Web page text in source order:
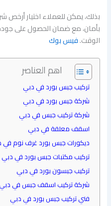
بذلك، يمكن للعملاء اختيار
بأمان، مع ضمان الحصول على
الوقت.فيس بوك
اهم العناصر
تركيب جبس بورد في دبي
شركة جبس بورد في دبي
شركة تركيب جبس في دبي
اسقف معلقة في دبي
ديكورات جبس بورد غرف نوم في
تركيب مكتبات جبس بورد في دبي
تركيب جبسون بورد في دبي
شركة تركيب اسقف جبس في دبي
فني تركيب جبس بورد في دبي